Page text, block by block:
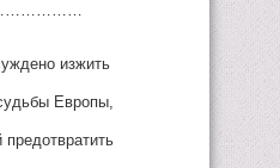
изжить
Европы,